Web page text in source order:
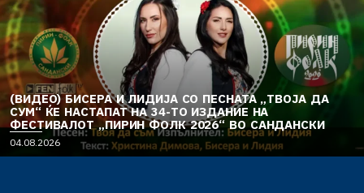
(ВИДЕО) БИСЕРА И ЛИДИЈА СО ПЕСНАТА „ТВОЈА ДА
СУМ“ ЌЕ НАСТАПАТ НА 34-ТО ИЗДАНИЕ НА
ФЕСТИВАЛОТ „ПИРИН ФОЛК 2026“ ВО САНДАНСКИ
04.08.2026